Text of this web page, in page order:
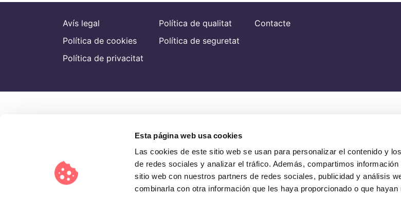
Esta página web usa cookies
Las cookies de este sitio web se usan para personalizar el contenido y
de redes sociales y analizar el tráfico. Además, compartimos información
sitio web con nuestros partners de redes sociales, publicidad y análisis
combinarla con otra información que les haya proporcionado o que
Avís legal
Política de cookies
Política de privacitat
Política de qualitat
Política de seguretat
Contacte